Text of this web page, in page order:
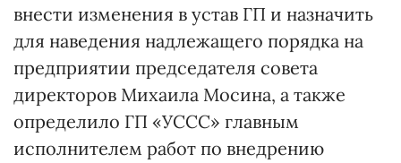
внести изменения в устав ГП и назначить
для наведения надлежащего порядка на
предприятии председателя совета
директоров Михаила Мосина, а также
определило ГП «УССС» главным
исполнителем работ по внедрению